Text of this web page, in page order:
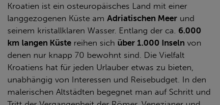
Kroatien ist ein osteuropäisches Land mit einer
langgezogenen Küste am Adriatischen Meer und
seinem kristallklaren Wasser. Entlang der ca. 6.000
km langen Küste reihen sich über 1.000 Inseln von
denen nur knapp 70 bewohnt sind. Die Vielfalt
Kroatiens hat für jeden Urlauber etwas zu bieten,
unabhängig von Interessen und Reisebudget. In den
malerischen Altstädten begegnet man auf Schritt und